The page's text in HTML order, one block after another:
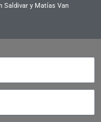
Saldivar y Matías Van